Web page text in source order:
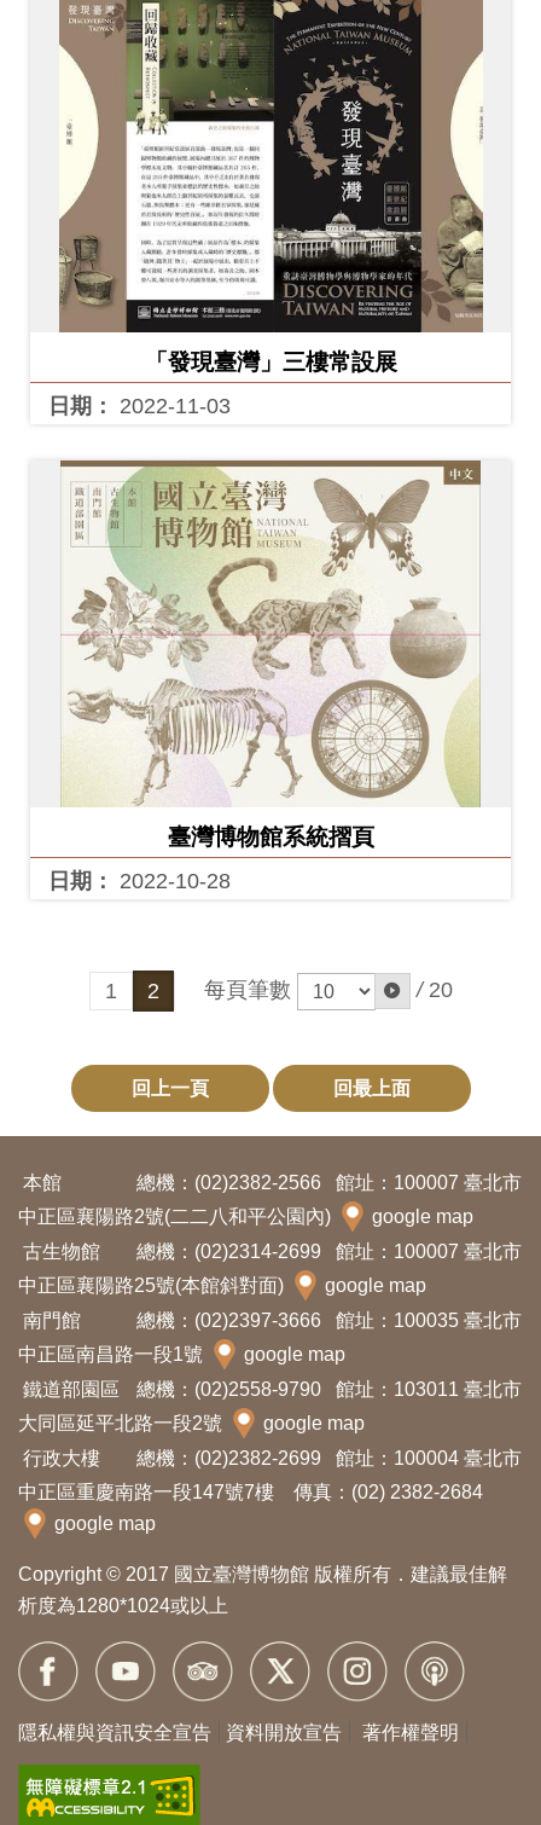
「發現臺灣」三樓常設展
日期： 2022-11-03
臺灣博物館系統摺頁
日期： 2022-10-28
1 2 每頁筆數 / 20
回上一頁 回最上面
本館 總機：(02)2382-2566
館址：100007 臺北市
中正區襄陽路2號(二二八和平公園內)
google map
古生物館
總機：(02)2314-2699
館址：100007 臺北市
中正區襄陽路25號(本館斜對面)
google map
南門館
總機：(02)2397-3666
館址：100035 臺北市
中正區南昌路一段1號
google map
鐵道部園區
總機：(02)2558-9790
館址：103011 臺北市
大同區延平北路一段2號
google map
行政大樓
總機：(02)2382-2699
館址：100004 臺北市
中正區重慶南路一段147號7樓 傳真：(02) 2382-2684
google map
Copyright © 2017 國立臺灣博物館 版權所有．建議最佳解
析度為1280*1024或以上
隱私權與資訊安全宣告 資料開放宣告 著作權聲明